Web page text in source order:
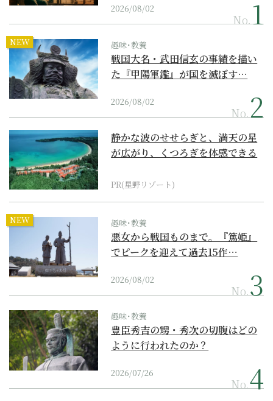
2026/08/02
No.
NEW 趣味･教養
戦国大名・武田信玄の事績を描い
た『甲陽軍鑑』が国を滅ぼす…
2026/08/02
No.
静かな波のせせらぎと、満天の星
が広がり、くつろぎを体感できる
PR(星野リゾート)
NEW 趣味･教養
悪女から戦国ものまで。『篤姫』
でピークを迎えて過去15作…
2026/08/02
No.
趣味･教養
豊臣秀吉の甥・秀次の切腹はどの
ように行われたのか？
2026/07/26
No.